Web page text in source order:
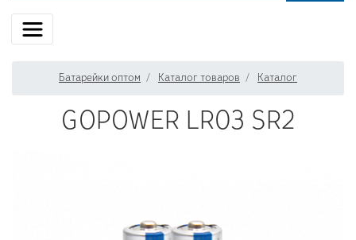
Батарейки оптом Каталог товаров Каталог
GOPOWER LR03 SR2